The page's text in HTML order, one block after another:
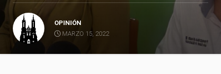
OPINIÓN
MARZO 15, 2022